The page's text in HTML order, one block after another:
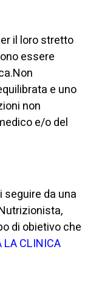
il loro stretto
essere
e uno
non
e/o del
da una
di obietivo che
LA CLINICA